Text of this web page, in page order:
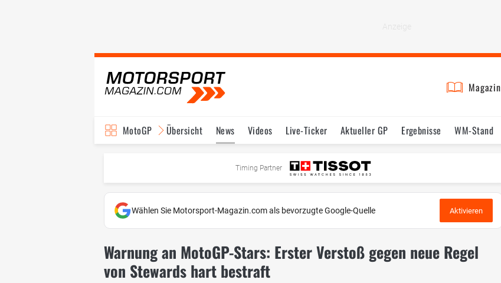
Magazin
MotoGP Übersicht News Videos Live-Ticker Aktueller GP Ergebnisse WM-Stand
Testfahrten Reglement
Timing Partner
Wählen Sie Motorsport-Magazin.com als bevorzugte Google-Quelle Aktivieren
Warnung an MotoGP-Stars: Erster Verstoß gegen neue Regel
von Stewards hart bestraft